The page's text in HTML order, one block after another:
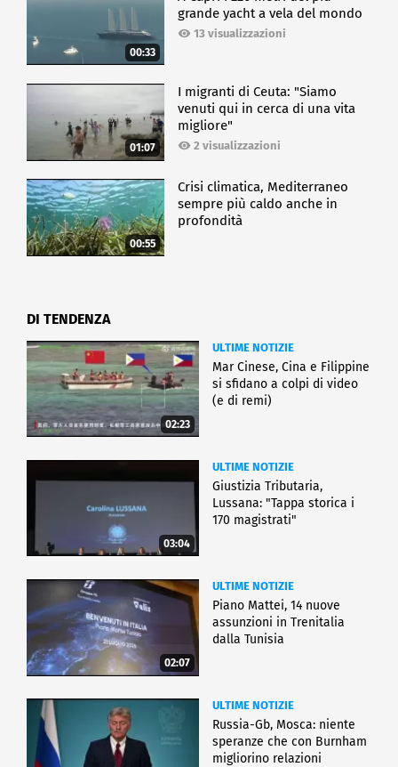
00:33
grande yacht a vela del mondo
13 visualizzazioni
01:07
I migranti di Ceuta: "Siamo
venuti qui in cerca di una vita
migliore"
2 visualizzazioni
00:55
Crisi climatica, Mediterraneo
sempre più caldo anche in
profondità
DI TENDENZA
02:23
ULTIME NOTIZIE
Mar Cinese, Cina e Filippine
si sfidano a colpi di video
(e di remi)
03:04
ULTIME NOTIZIE
Giustizia Tributaria,
Lussana: "Tappa storica i
170 magistrati"
02:07
ULTIME NOTIZIE
Piano Mattei, 14 nuove
assunzioni in Trenitalia
dalla Tunisia
ULTIME NOTIZIE
Russia-Gb, Mosca: niente
speranze che con Burnham
migliorino relazioni